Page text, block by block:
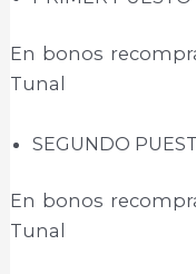
En bonos
Tunal
SEGUNDO
En bonos
Tunal